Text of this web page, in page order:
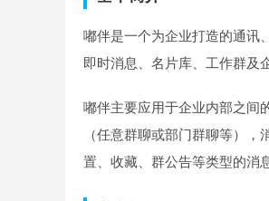
嘟伴是一个为企业打造的通讯
即时消息、名片库、工作群及
嘟伴主要应用于企业内部之间
（任意群聊或部门群聊等）
置、收藏、群公告等类型的消